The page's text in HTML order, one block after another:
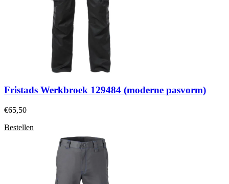
Fristads Werkbroek 129484 (moderne pasvorm)
€65,50
Bestellen